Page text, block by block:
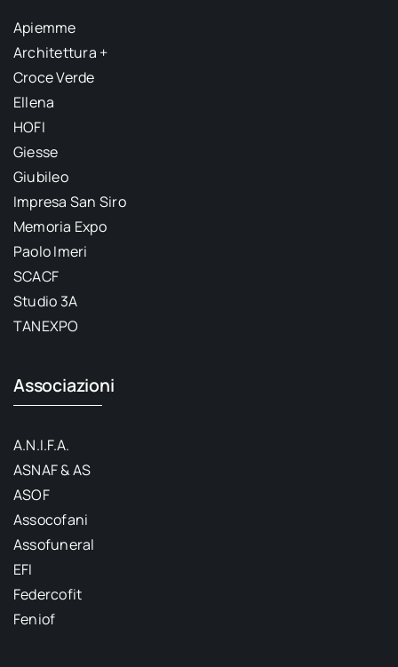
Apiemme
Architettura +
Croce Verde
Ellena
HOFI
Giesse
Giubileo
Impresa San Siro
Memoria Expo
Paolo Imeri
SCACF
Studio 3A
TANEXPO
Associazioni
A.N.I.F.A.
ASNAF & AS
ASOF
Assocofani
Assofuneral
EFI
Federcofit
Feniof